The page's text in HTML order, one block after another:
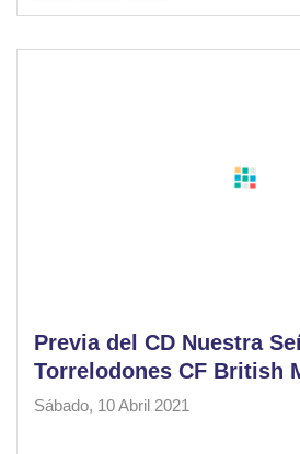
Previa del CD Nuestra
Torrelodones CF British
Sábado, 10 Abril 2021